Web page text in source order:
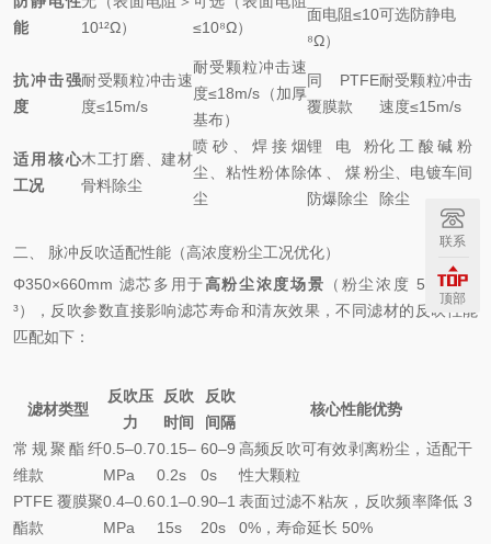
能
10¹²Ω）
≤10⁸Ω）
面电阻≤10
⁸Ω）
可选防静电
抗冲击强
度
耐受颗粒冲击速
度≤15m/s
耐受颗粒冲击速
度≤18m/s（加厚
基布）
同 PTFE
覆膜款
耐受颗粒冲击
速度≤15m/s
适用核心
工况
木工打磨、建材
骨料除尘
喷砂、焊接烟
尘、粘性粉体除
尘
锂电粉
体、煤粉
防爆除尘
化工酸碱粉
尘、电镀车间
除尘
二、 脉冲反吹适配性能（高浓度粉尘工况优化）
Φ350×660mm 滤芯多用于高粉尘浓度场景 （粉尘浓度 5–20g/m
³），反吹参数直接影响滤芯寿命和清灰效果，不同滤材的反吹性能
匹配如下：
滤材类型
反吹压
力
反吹
时间
反吹
间隔
核心性能优势
常规聚酯纤
维款
0.5–0.7
MPa
0.15–
0.2s
60–9
0s
高频反吹可有效剥离粉尘，适配干
性大颗粒
PTFE 覆膜聚
酯款
0.4–0.6
MPa
0.1–0.
15s
90–1
20s
表面过滤不粘灰，反吹频率降低 3
0%，寿命延长 50%
联系
顶部